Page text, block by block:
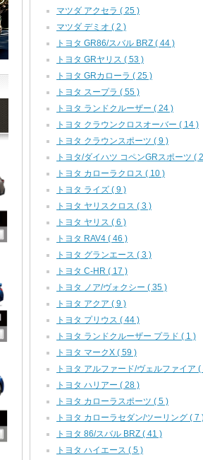
マツダ アクセラ ( 25 )
マツダ デミオ ( 2 )
トヨタ GR86/スバル BRZ ( 44 )
トヨタ GRヤリス ( 53 )
トヨタ GRカローラ ( 25 )
トヨタ スープラ ( 55 )
トヨタ ランドクルーザー ( 24 )
トヨタ クラウンクロスオーバー ( 14 )
トヨタ クラウンスポーツ ( 9 )
トヨタ/ダイハツ コペンGRスポーツ (
トヨタ カローラクロス ( 10 )
トヨタ ライズ ( 9 )
トヨタ ヤリスクロス ( 3 )
トヨタ ヤリス ( 6 )
トヨタ RAV4 ( 46 )
トヨタ グランエース ( 3 )
トヨタ C-HR ( 17 )
トヨタ ノア/ヴォクシー ( 35 )
トヨタ アクア ( 9 )
トヨタ プリウス ( 44 )
トヨタ ランドクルーザー プラド ( 1 )
トヨタ マークX ( 59 )
トヨタ アルファード/ヴェルファイア (
トヨタ ハリアー ( 28 )
トヨタ カローラスポーツ ( 5 )
トヨタ カローラセダン/ツーリング ( 7
トヨタ 86/スバル BRZ ( 41 )
トヨタ ハイエース ( 5 )